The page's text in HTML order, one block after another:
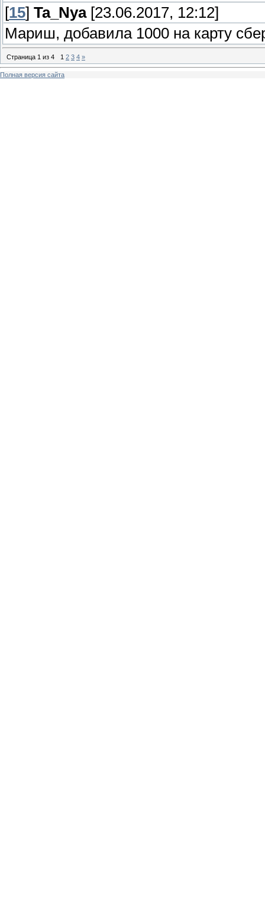
[15] Ta_Nya[23.06.2017, 12:12]
Мариш, добавила 1000 на карту
Страница 1 из 4 1 2 3 4 »
Полная версия сайта